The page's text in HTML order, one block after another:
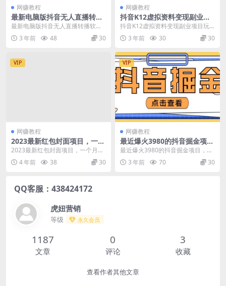
网赚教程
最新电脑版抖音无人直播转播
软件+无人直播源获取+直播间
商品实时获取【全套软件+详
细教程】
最新电脑版抖音无人直播转播软件
+无人直播源获取+直播间商品实时
获取【全套软件+详...
3 年前 48 30
网赚教程
抖音K12虚拟资料变现副业项
目玩法，一条龙实操经验，视
频版大解析
抖音K12虚拟资料变现副业项目玩
法，一条龙实操经验，视频版大解
析 今天分享的是在...
3 年前 30 30
VIP
网赚教程
2023最新红包封面项目，一个
月涨粉10W，变现20W【视频
+资料】搭配WeTool’
2023最新红包封面项目，一个月涨
粉10W，变现20W【视频+资料】
讲的是利用...
4 年前 38 30
VIP
网赚教程
最近爆火3980的抖音掘金项
目，号称单设备一天100~200
+【全套详细玩法教程】
最近爆火3980的抖音掘金项目，号
称单设备一天100~200+【全套详细
玩法教程...
3 年前 70 30
QQ客服：438424172
虎妞营销
等级 永久会员
1187
文章
0
评论
3
收藏
查看作者其他文章